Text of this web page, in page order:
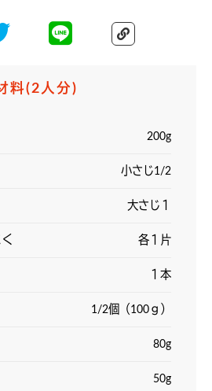
料(2人分)
200g
小さじ1/2
大さじ１
各１片
１本
1/2個（100ｇ）
80g
50g